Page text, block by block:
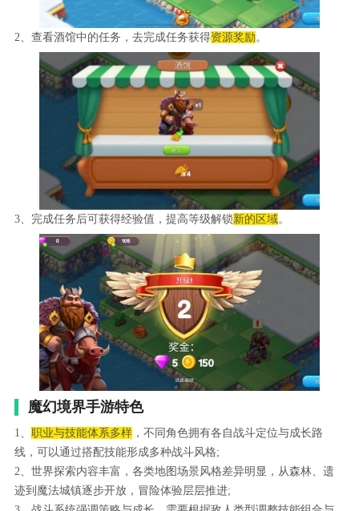
2、查看酒馆中的任务，去完成任务获得资源奖励 。
3、完成任务后可获得经验值，提高等级解锁新的区域。
魔幻境界手游特色
1、 职业与技能体系多样，不同角色拥有各自战斗定位与成长路
线，可以通过搭配技能形成多种战斗风格;
2、世界探索内容丰富，各类地图场景风格差异明显，从森林、遗
迹到魔法城镇逐步开放，冒险体验层层推进;